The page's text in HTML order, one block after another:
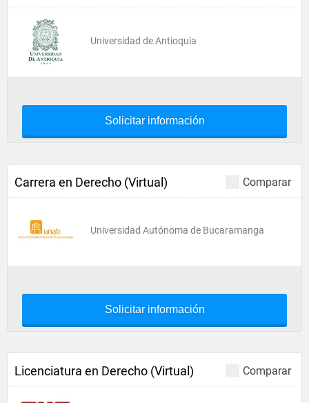
Universidad de Antioquia
Solicitar información
Comparar
Carrera en Derecho (Virtual)
Universidad Autónoma de Bucaramanga
Solicitar información
Comparar
Licenciatura en Derecho (Virtual)